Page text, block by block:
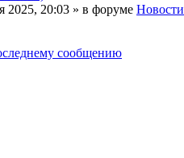
2025, 20:03 » в форуме Новости
сообщению